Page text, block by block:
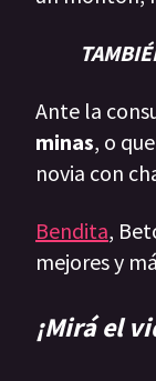
Ante la
minas, o
novia con
Bendita,
mejores y
¡Mirá el